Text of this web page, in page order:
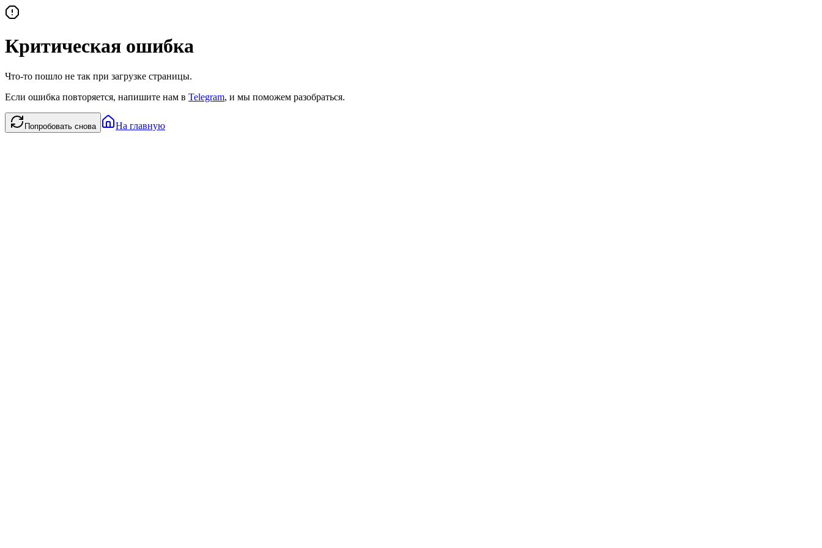
Критическая ошибка
Что-то пошло не так при загрузке страницы.
Если ошибка повторяется, напишите нам в Telegram, и мы поможем разобраться.
Попробовать снова На главную